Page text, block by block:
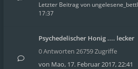
Letzter Beitrag von
17:37
Psychedelischer Honig .... lecker
0 Antworten 26759 Zugriffe
von Mao, 17. Februar 2017, 22:41